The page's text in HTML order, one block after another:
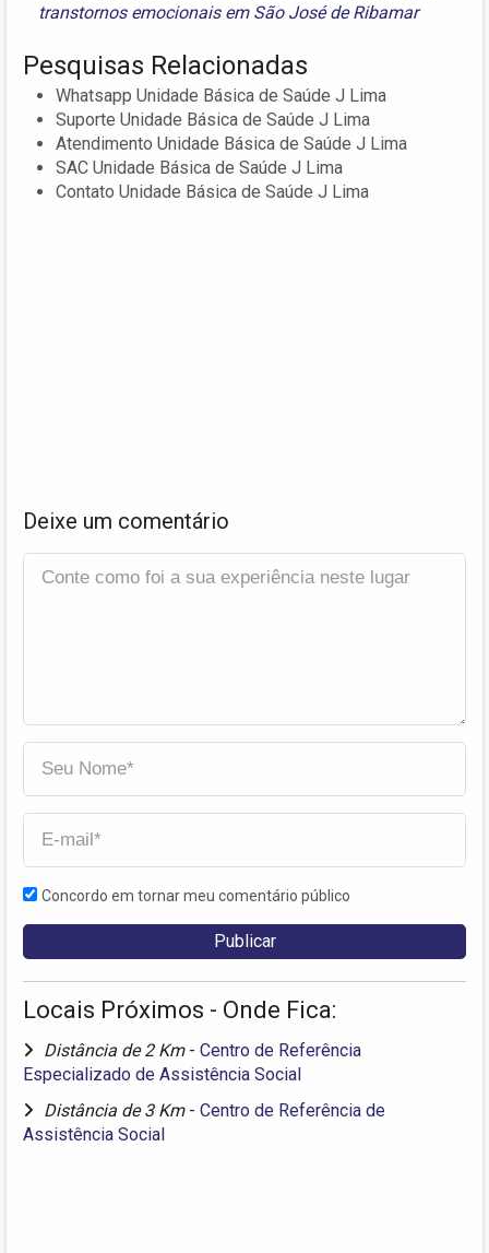
transtornos emocionais em São José de Ribamar
Pesquisas Relacionadas
Whatsapp Unidade Básica de Saúde J Lima
Suporte Unidade Básica de Saúde J Lima
Atendimento Unidade Básica de Saúde J Lima
SAC Unidade Básica de Saúde J Lima
Contato Unidade Básica de Saúde J Lima
Deixe um comentário
Concordo em tornar meu comentário público
Locais Próximos - Onde Fica:
Distância de 2 Km - Centro de Referência
Especializado de Assistência Social
Distância de 3 Km - Centro de Referência de
Assistência Social